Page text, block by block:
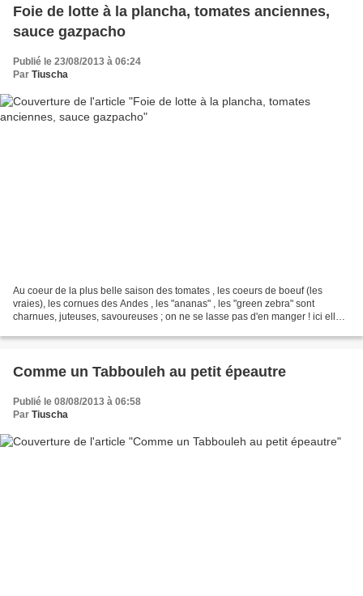
Foie de lotte à la plancha, tomates anciennes,
sauce gazpacho
Publié le 23/08/2013 à 06:24
Par Tiuscha
Au coeur de la plus belle saison des tomates , les coeurs de boeuf (les
vraies), les cornues des Andes , les "ananas" , les "green zebra" sont
charnues, juteuses, savoureuses ; on ne se lasse pas d'en manger ! ici elle
Comme un Tabbouleh au petit épeautre
Publié le 08/08/2013 à 06:58
Par Tiuscha